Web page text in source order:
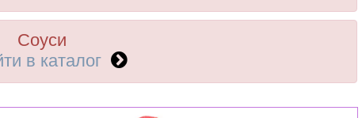
Соуси
в каталог